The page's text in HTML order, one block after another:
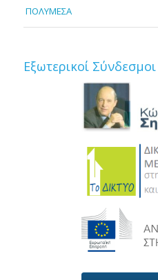
ΠΟΛΥΜΕΣΑ
Εξωτερικοί Σύνδεσμοι